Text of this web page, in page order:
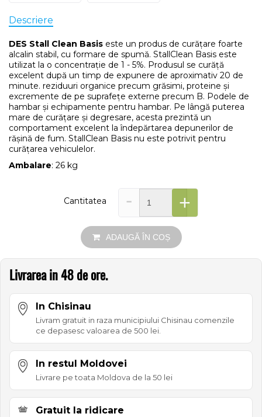
Descriere
DES Stall Clean Basis este un produs de curățare foarte
alcalin stabil, cu formare de spumă. StallClean Basis este
utilizat la o concentrație de 1 - 5%. Produsul se curăță
excelent după un timp de expunere de aproximativ 20 de
minute. reziduuri organice precum grăsimi, proteine ​​și
excremente de pe suprafețe externe precum B. Podele de
hambar și echipamente pentru hambar. Pe lângă puterea
mare de curățare și degresare, acesta prezintă un
comportament excelent la îndepărtarea depunerilor de
rășină de fum. StallClean Basis nu este potrivit pentru
curățarea vehiculelor.
Ambalare: 26 kg
Cantitatea - +
ADAUGĂ ÎN COȘ
Livrarea in 48 de ore.
In Chisinau
Livram gratuit in raza municipiului Chisinau comenzile
ce depasesc valoarea de 500 lei.
In restul Moldovei
Livrare pe toata Moldova de la 50 lei
Gratuit la ridicare